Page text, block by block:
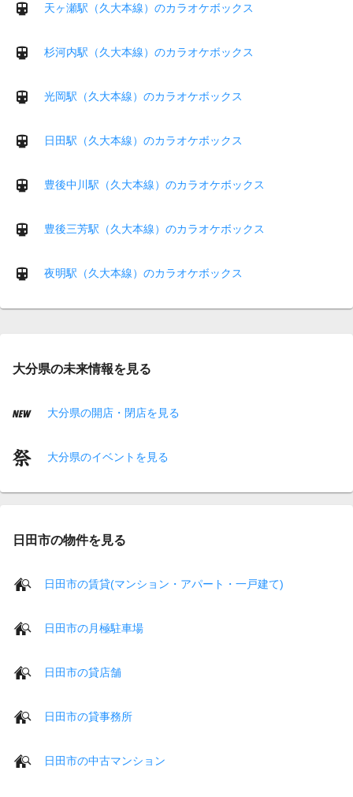
天ヶ瀬駅（久大本線）のカラオケボックス
杉河内駅（久大本線）のカラオケボックス
光岡駅（久大本線）のカラオケボックス
日田駅（久大本線）のカラオケボックス
豊後中川駅（久大本線）のカラオケボックス
豊後三芳駅（久大本線）のカラオケボックス
夜明駅（久大本線）のカラオケボックス
大分県の未来情報を見る
大分県の開店・閉店を見る
大分県のイベントを見る
日田市の物件を見る
日田市の賃貸(マンション・アパート・一戸建て)
日田市の月極駐車場
日田市の貸店舗
日田市の貸事務所
日田市の中古マンション